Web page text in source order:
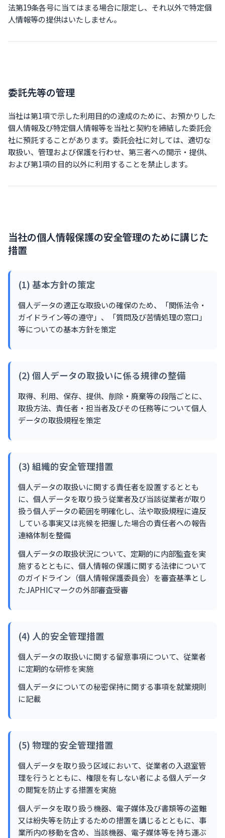
法第19条各号に当てはまる場合に限定し、それ以外で特定個
人情報等の提供はいたしません。
委託先等の管理
当社は第1項で示した利用目的の達成のために、お預かりした
個人情報及び特定個人情報等を当社と契約を締結した委託会
社に預託することがあります。委託会社に対しては、適切な
取扱い、管理および保護を行わせ、第三者への開示・提供、
および第1項の目的以外に利用することを禁止します。
当社の個人情報保護の安全管理のために講じた
措置
(1) 基本方針の策定
個人データの適正な取扱いの確保のため、「関係法令・
ガイドライン等の遵守」、「質問及び苦情処理の窓口」
等についての基本方針を策定
(2) 個人データの取扱いに係る規律の整備
取得、利用、保存、提供、削除・廃棄等の段階ごとに、
取扱方法、責任者・担当者及びその任務等について個人
データの取扱規程を策定
(3) 組織的安全管理措置
個人データの取扱いに関する責任者を設置するととも
に、個人データを取り扱う従業者及び当該従業者が取り
扱う個人データの範囲を明確化し、法や取扱規程に違反
している事実又は兆候を把握した場合の責任者への報告
連絡体制を整備
個人データの取扱状況について、定期的に内部監査を実
施するとともに、個人情報の保護に関する法律について
のガイドライン（個人情報保護委員会）を審査基準とし
たJAPHICマークの外部審査受審
(4) 人的安全管理措置
個人データの取扱いに関する留意事項について、従業者
に定期的な研修を実施
個人データについての秘密保持に関する事項を就業規則
に記載
(5) 物理的安全管理措置
個人データを取り扱う区域において、従業者の入退室管
理を行うとともに、権限を有しない者による個人データ
の閲覧を防止する措置を実施
個人データを取り扱う機器、電子媒体及び書類等の盗難
又は紛失等を防止するための措置を講じるとともに、事
業所内の移動を含め、当該機器、電子媒体等を持ち運ぶ